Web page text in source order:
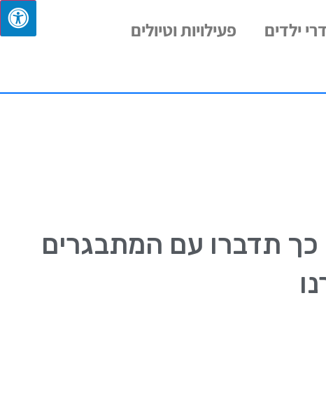
ילדים
פעילויות וטיולים
כך תדברו עם המתבגרים